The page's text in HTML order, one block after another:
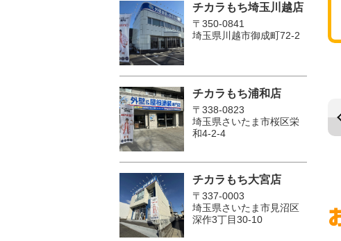
チカラもち埼玉川越店
〒350-0841
埼玉県川越市御成町72-2
チカラもち浦和店
〒338-0823
埼玉県さいたま市桜区栄
和4-2-4
チカラもち大宮店
〒337-0003
埼玉県さいたま市見沼区
深作3丁目30-10